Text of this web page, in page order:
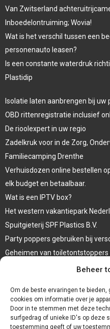
Beheer
Om de beste ervaringen te
cookies om informatie over je
Door in te stemmen met deze
surfgedrag of unieke ID's op deze
toestemming geeft of uw
Van Zwitserland
Inboedelontruiming; Wovia!
Wat is het verschil tussen een
personenauto leasen?
Is een constante waterdruk
Plastidip
Isolatie laten aanbrengen bij uw
OBD rittenregistratie inclusief
De rioolexpert in uw regio
Zadelkruk voor in de Zorg,
Familiecamping Drenthe
Verhuisdozen online bestellen
elk budget en betaalbaar.
Wat is een IPTV box?
Het western vakantiepark
Spuitgieterij SPF Plastics B.V.
Party poppers gebruiken bij
Geheimen van toiletontstoppers
Vormen van terrasaankleding